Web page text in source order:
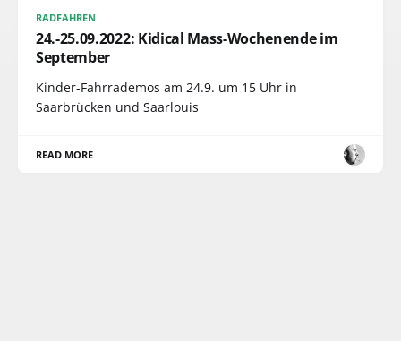
RADFAHREN
24.-25.09.2022: Kidical Mass-Wochenende im
September
Kinder-Fahrrademos am 24.9. um 15 Uhr in
Saarbrücken und Saarlouis
READ MORE